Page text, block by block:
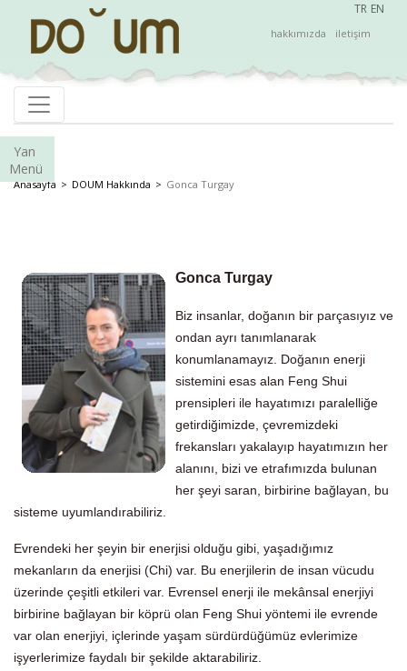
Yan
Menü
TR EN
hakkımızda iletişim
Anasayfa DOUM Hakkında Gonca Turgay
Gonca Turgay
Biz insanlar, doğanın bir parçasıyız ve
ondan ayrı tanımlanarak
konumlanamayız. Doğanın enerji
sistemini esas alan Feng Shui
prensipleri ile hayatımızı paralelliğe
getirdiğimizde, çevremizdeki
frekansları yakalayıp hayatımızın her
alanını, bizi ve etrafımızda bulunan
her şeyi saran, birbirine bağlayan, bu
sisteme uyumlandırabiliriz.
Evrendeki her şeyin bir enerjisi olduğu gibi, yaşadığımız
mekanların da enerjisi (Chi) var. Bu enerjilerin de insan vücudu
üzerinde çeşitli etkileri var. Evrensel enerji ile mekânsal enerjiyi
birbirine bağlayan bir köprü olan Feng Shui yöntemi ile evrende
var olan enerjiyi, içlerinde yaşam sürdürdüğümüz evlerimize
işyerlerimize faydalı bir şekilde aktarabiliriz.